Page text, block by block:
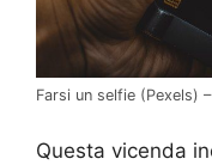
Farsi un selfie (Pexels)
Questa vicenda